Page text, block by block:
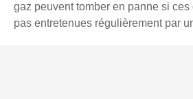
gaz peuvent tomber en panne si
pas entretenues régulièrement par